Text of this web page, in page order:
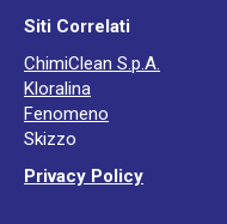
opens
in
new
window
opens
in
new
Siti Correlati
ChimiClean S.p.A.
Kloralina
Fenomeno
Skizzo
Privacy Policy